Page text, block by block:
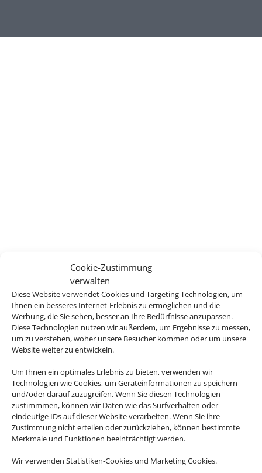
Cookie-Zustimmung
verwalten
Diese Website verwendet Cookies und Targeting Technologien, um
Ihnen ein besseres Internet-Erlebnis zu ermöglichen und die
Werbung, die Sie sehen, besser an Ihre Bedürfnisse anzupassen.
Diese Technologien nutzen wir außerdem, um Ergebnisse zu messen,
um zu verstehen, woher unsere Besucher kommen oder um unsere
Website weiter zu entwickeln.
Um Ihnen ein optimales Erlebnis zu bieten, verwenden wir
Technologien wie Cookies, um Geräteinformationen zu speichern
und/oder darauf zuzugreifen. Wenn Sie diesen Technologien
zustimmmen, können wir Daten wie das Surfverhalten oder
eindeutige IDs auf dieser Website verarbeiten. Wenn Sie ihre
Zustimmung nicht erteilen oder zurückziehen, können bestimmte
Merkmale und Funktionen beeinträchtigt werden.
Wir verwenden Statistiken-Cookies und Marketing Cookies.